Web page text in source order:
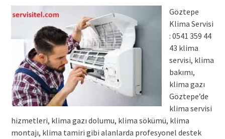
Göztepe
Klima Servisi
: 0541 359 44
43 klima
servisi, klima
bakımı,
klima gazı
Göztepe’de
klima servisi
hizmetleri, klima gazı dolumu, klima sökümü, klima
montajı, klima tamiri gibi alanlarda profesyonel destek